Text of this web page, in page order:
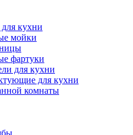
кухни
мойки
фартуки
для кухни
для кухни
комнаты